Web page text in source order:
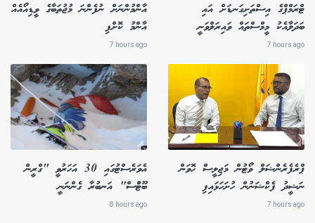
ޓްރަމްޕްގެ އިސްތަށިގަނޑަށް އައި
ބަދަލާއެކު މީމްސްތައް ވައިރަލްވަނީ
7 hours ago
އާންމުންނަށް ނުފެންނަ މުޖުތަބާގެ ވީޑިއޯއެއް
އާންމު ކޮށްފި
7 hours ago
ޕްރެފެރެންޝަލް ވޯޓުން މަޖިލީސް ހޮވަން
ނަޝީދު ފެކްޝަނުން ހުށަހަޅައިފި
7 hours ago
އެވަރެސްޓުގައި 30 އަހަރުވީ "ގްރީން
ބޫޓުްސް" އަނބުރާ ގެންނަނީ
8 hours ago